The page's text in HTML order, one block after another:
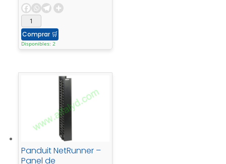
Comprar 🛒
Disponibles: 2
Panduit NetRunner –
Panel de